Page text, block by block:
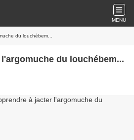
MENU
du louchébem...
du louchébem...